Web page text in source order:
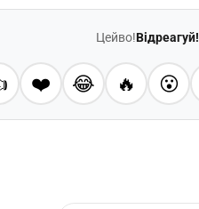
Цейво!Відреагуй!
❤️ 😂 🔥 😮